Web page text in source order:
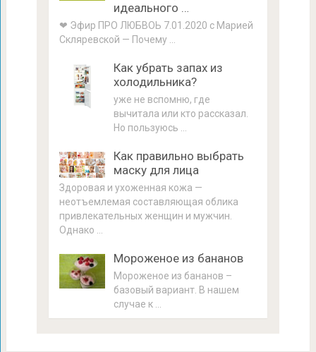
идеального …
❤ Эфир ПРО ЛЮБВОЬ 7.01.2020 с Марией
Скляревской — Почему …
Как убрать запах из
холодильника?
уже не вспомню, где
вычитала или кто рассказал.
Но пользуюсь …
Как правильно выбрать
маску для лица
Здоровая и ухоженная кожа —
неотъемлемая составляющая облика
привлекательных женщин и мужчин.
Однако …
Мороженое из бананов
Мороженое из бананов –
базовый вариант. В нашем
случае к …